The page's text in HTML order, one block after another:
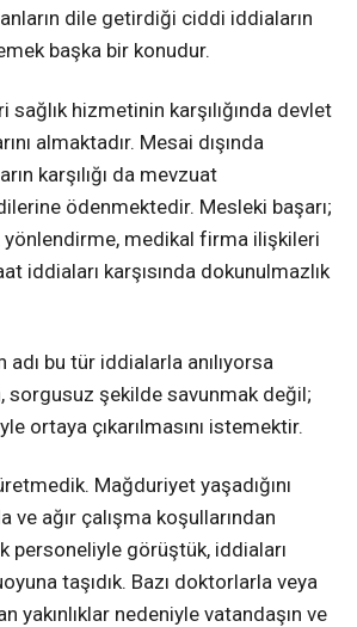
dile getirdiği ciddi iddiaların
başka bir konudur.
hizmetinin karşılığında devlet
almaktadır. Mesai dışında
karşılığı da mevzuat
ödenmektedir. Mesleki başarı;
medikal firma ilişkileri
iddiaları karşısında dokunulmazlık
adı bu tür iddialarla anılıyorsa
sorgusuz şekilde savunmak değil;
ortaya çıkarılmasını istemektir.
Mağduriyet yaşadığını
ve ağır çalışma koşullarından
personeliyle görüştük, iddiaları
taşıdık. Bazı doktorlarla veya
yakınlıklar nedeniyle vatandaşın ve